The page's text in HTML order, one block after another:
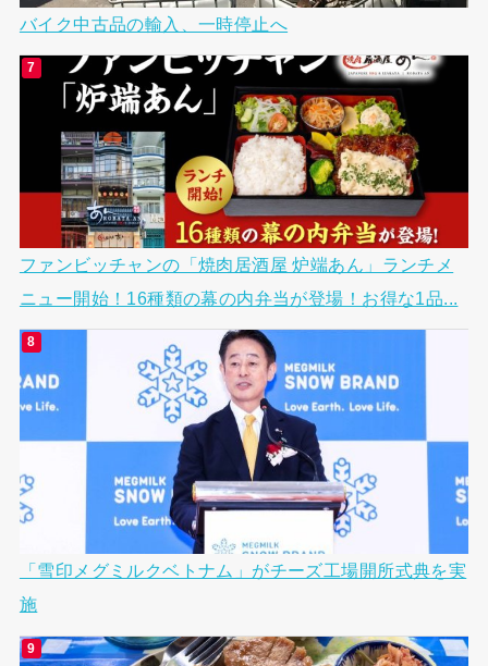
バイク中古品の輸入、一時停止へ
ファンビッチャンの「焼肉居酒屋 炉端あん」ランチメ
ニュー開始！16種類の幕の内弁当が登場！お得な1品...
「雪印メグミルクベトナム」がチーズ工場開所式典を実
施